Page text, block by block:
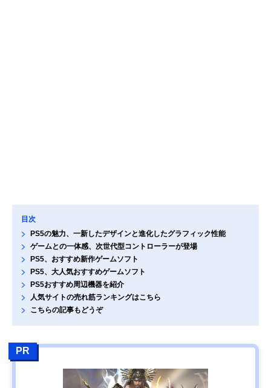
目次
PS5の魅力、一新したデザインと進化したグラフィック性能
ゲームとの一体感、次世代型コントローラーが登場
PS5、おすすめ新作ゲームソフト
PS5、大人気おすすめゲームソフト
PS5おすすめ周辺機器を紹介
人気サイトの売れ筋ランキングはこちら
こちらの記事もどうぞ
PR